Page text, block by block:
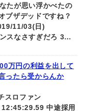
たが思い浮かべたの
ブザデッドですね？
11/03(日)
スなさすぎだろ 3…
万円の利益を出して
ったら受からんか
スロファン
中途採用